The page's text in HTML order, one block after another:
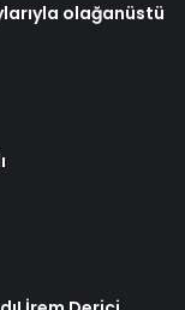
olağanüstü